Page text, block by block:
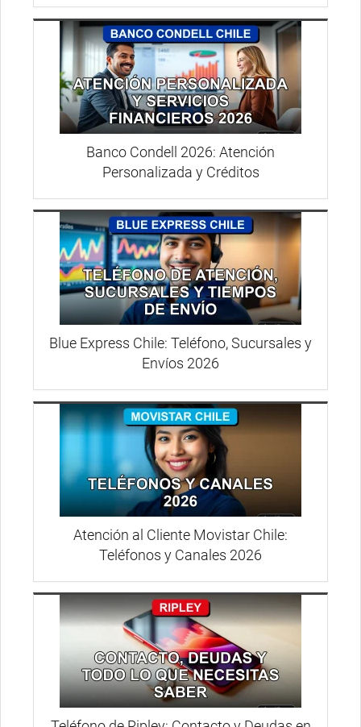
Banco Condell 2026: Atención
Personalizada y Créditos
Blue Express Chile: Teléfono, Sucursales y
Envíos 2026
Atención al Cliente Movistar Chile:
Teléfonos y Canales 2026